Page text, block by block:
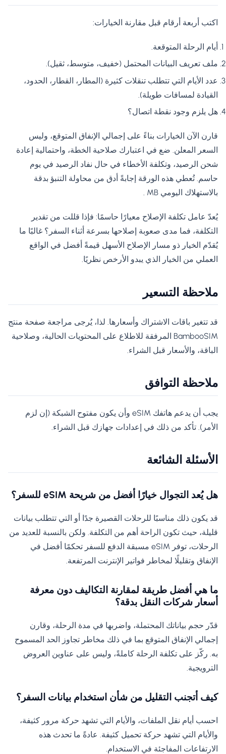
اكتب أربعة أرقام قبل مقارنة الخيارات:
أيام الرحلة المتوقعة.
ملف تعريف البيانات المحتمل (خفيف، متوسط، ثقيل).
عدد الأيام التي تتطلب تنقلات كثيرة (المطار، القطار، الحدود،
القيادة لمسافات طويلة).
هل يلزم وجود نقطة اتصال؟
قارن الآن الخيارات بناءً على إجمالي الإنفاق المتوقع، وليس
السعر المعلن. ضع في اعتبارك صلاحية الخطة، واحتمالية إعادة
شحن الرصيد، وتكلفة الأخطاء في حال نفاد الرصيد في يوم
حاسم. تُعطي هذه الورقة إجابةً أدق من محاولة التنبؤ بدقة
بالاستهلاك اليومي MB .
يُعدّ عامل تكلفة الإصلاح معيارًا حاسمًا: فإذا قللت من تقدير
التكلفة، فما مدى صعوبة إصلاحها بسرعة أثناء السفر؟ غالبًا ما
يُقدّم الخيار ذو مسار الإصلاح الأسهل قيمةً أفضل في الواقع
العملي من الخيار الذي يبدو الأرخص نظريًا.
ملاحظة التسعير
قد تتغير باقات الاشتراك وأسعارها. لذا، يُرجى مراجعة صفحة منتج
BambooSIM المرفقة للاطلاع على المحتويات الحالية، وصلاحية
الباقة، والأسعار قبل الشراء.
ملاحظة التوافق
يجب أن يدعم هاتفك eSIM وأن يكون مفتوح الشبكة (إن لزم
الأمر). تأكد من ذلك في إعدادات جهازك قبل الشراء.
الأسئلة الشائعة
هل يُعد التجوال خيارًا أفضل من شريحة eSIM للسفر؟
قد يكون ذلك مناسبًا للرحلات القصيرة جدًا أو التي تتطلب بيانات
قليلة، حيث تكون الراحة أهم من التكلفة. ولكن بالنسبة للعديد من
الرحلات، توفر eSIM مسبقة الدفع للسفر تحكمًا أفضل في
الإنفاق وتقليلًا لمخاطر فواتير الإنترنت المرتفعة.
ما هي أفضل طريقة لمقارنة التكاليف دون معرفة
أسعار شركات النقل بدقة؟
قدّر حجم بياناتك المحتملة، واضربها في مدة الرحلة، وقارن
إجمالي الإنفاق المتوقع بما في ذلك مخاطر تجاوز الحد المسموح
به. ركّز على تكلفة الرحلة كاملةً، وليس على عناوين العروض
الترويجية.
كيف أتجنب التقليل من شأن استخدام بيانات السفر؟
احسب أيام نقل الملفات، والأيام التي تشهد حركة مرور كثيفة،
والأيام التي تشهد حركة تحميل كثيفة. عادةً ما تحدث هذه
الارتفاعات المفاجئة في الاستخدام.